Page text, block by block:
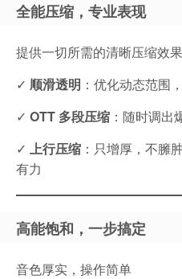
全能压缩，专业表现
提供一切所需的清晰压缩效果
✓ 顺滑透明 ：优化动态范围
✓ OTT 多段压缩 ：随时调出
✓ 上行压缩 ：只增厚，不
有力
高能饱和，一步搞定
音色厚实，操作简单